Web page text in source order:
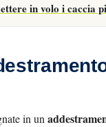
in volo i caccia
in un